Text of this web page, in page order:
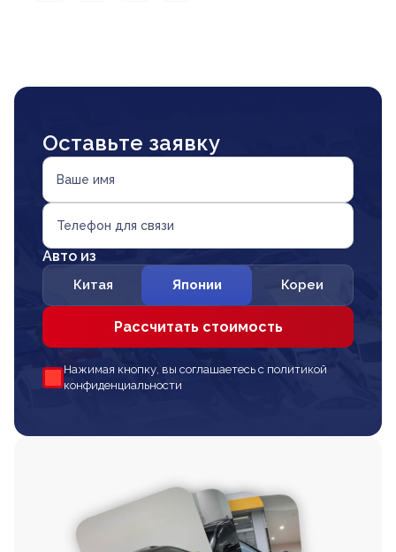
Оставьте заявку
Ваше имя
Телефон для связи
Авто из
Китая Японии Кореи
Рассчитать стоимость
Нажимая кнопку, вы соглашаетесь с политикой
конфиденциальности